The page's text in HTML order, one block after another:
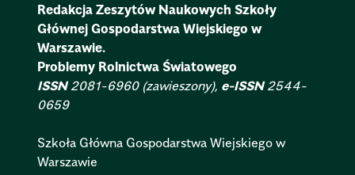
Redakcja Zeszytów Naukowych Szkoły
Głównej Gospodarstwa Wiejskiego w
Warszawie.
Problemy Rolnictwa Światowego
ISSN2081-6960 (zawieszony), e-ISSN2544-
0659
Szkoła Główna Gospodarstwa Wiejskiego w
Warszawie